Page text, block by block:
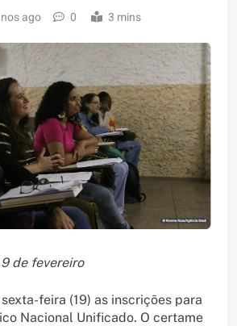
ago 0 3 mins
de fevereiro
feira (19) as inscrições para
Nacional Unificado. O certame